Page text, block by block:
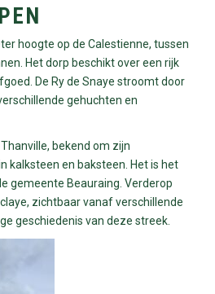
hoogte op de Calestienne, tussen
Het dorp beschikt over een rijk
De Ry de Snaye stroomt door
gehuchten en
bekend om zijn
kalksteen en baksteen. Het is het
gemeente Beauraing. Verderop
zichtbaar vanaf verschillende
geschiedenis van deze streek.